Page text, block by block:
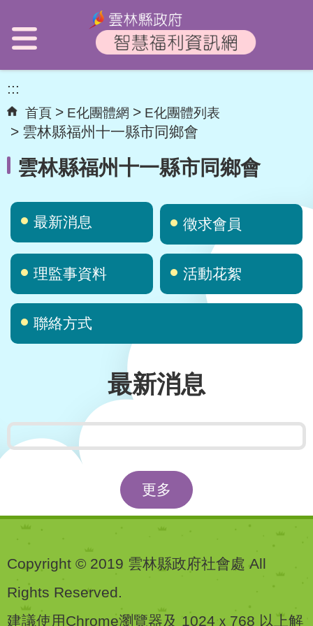
:::
首頁 E化團體網 E化團體列表
雲林縣福州十一縣市同鄉會
雲林縣福州十一縣市同鄉會
最新消息 徵求會員
理監事資料 活動花絮
聯絡方式
最新消息
更多
Copyright © 2019 雲林縣政府社會處 All
Rights Reserved.
建議使用Chrome瀏覽器及 1024ｘ768 以上解